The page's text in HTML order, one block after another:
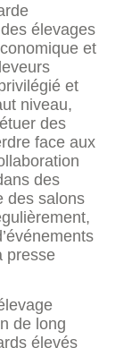
élevages
et
et
niveau,
des
face aux
des
des salons
presse
de long
élevés